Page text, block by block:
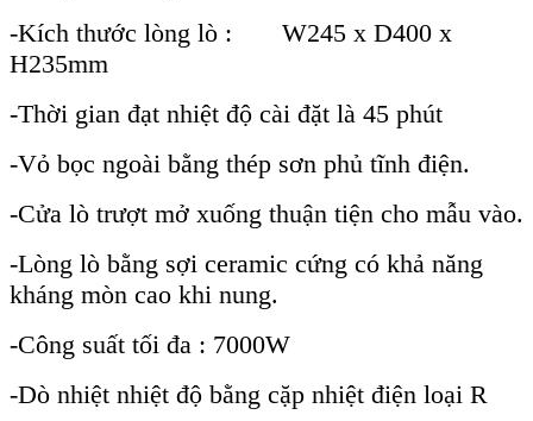
-Kích thước lòng lò : W245 x D400 x
H235mm
-Thời gian đạt nhiệt độ cài đặt là 45 phút
-Vỏ bọc ngoài bằng thép sơn phủ tĩnh điện.
-Cửa lò trượt mở xuống thuận tiện cho mẫu vào.
-Lòng lò bằng sợi ceramic cứng có khả năng
kháng mòn cao khi nung.
-Công suất tối đa : 7000W
-Dò nhiệt nhiệt độ bằng cặp nhiệt điện loại R